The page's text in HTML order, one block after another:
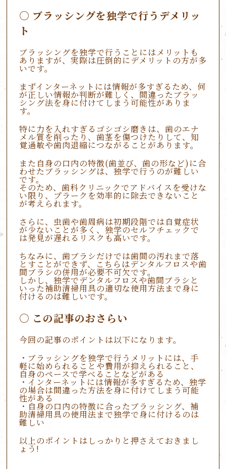
ブラッシングを独学で行うデメリッ
ト
ブラッシングを独学で行うことにはメリットも
ありますが、実際は圧倒的にデメリットの方が多
いです。
まずインターネットには情報が多すぎるため、何
が正しい情報か判断が難しく、間違ったブラッ
シング法を身に付けてしまう可能性がありま
す。
特に力を入れすぎるゴシゴシ磨きは、歯のエナ
メル質を削ったり、歯茎を傷つけたりして、知
覚過敏や歯肉退縮につながることがあります。
また自身の口内の特徴(歯並び、歯の形など)に合
わせたブラッシングは、独学で行うのが難しい
です。
そのため、歯科クリニックでアドバイスを受けな
い限り、プラークを効率的に除去できないこと
が考えられます。
さらに、虫歯や歯周病は初期段階では自覚症状
が少ないことが多く、独学のセルフチェックで
は発見が遅れるリスクも高いです。
ちなみに、歯ブラシだけでは歯間の汚れまで落
とすことができず、こちらはデンタルフロスや歯
間ブラシの併用が必要不可欠です。
しかし、独学でデンタルフロスや歯間ブラシと
いった補助清掃用具の適切な使用方法まで身に
付けるのは難しいです。
この記事のおさらい
今回の記事のポイントは以下になります。
・ブラッシングを独学で行うメリットには、手
軽に始められることや費用が抑えられること、
自身のペースで学べることなどがある
・インターネットには情報が多すぎるため、独学
の場合は間違った方法を身に付けてしまう可能
性がある
・自身の口内の特徴に合ったブラッシング、補
助清掃用具の使用法まで独学で身に付けるのは
難しい
以上のポイントはしっかりと押さえておきまし
ょう!